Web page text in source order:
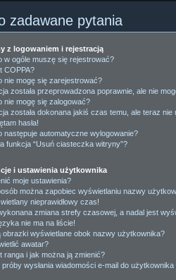
zadawane pytania
z logowaniem i rejestracją
w ogóle muszę się rejestrować?
COPPA?
nie mogę się zarejestrować?
została przeprowadzona poprawnie, ale nie
nie mogę się zalogować?
została dokonana jakiś czas temu, ale teraz nie
hasła!
następuje automatyczne wylogowanie?
funkcja “Usuń ciasteczka witryny”?
i ustawienia użytkownika
moje ustawienia?
można zapobiec wyświetlaniu nazwy
nieprawidłowy czas!
zmiana strefy czasowej, a nadal jest
nie ma na liście!
obrazki wyświetlane obok nazwy użytkownika?
awatar?
ranga i jak można ją zmienić?
próby wysłania wiadomości e-mail do